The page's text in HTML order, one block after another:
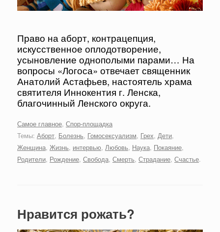
Право на аборт, контрацепция,
искусственное оплодотворение,
усыновление однополыми парами… На
вопросы «Логоса» отвечает священник
Анатолий Астафьев, настоятель храма
святителя Иннокентия г. Ленска,
благочинный Ленского округа.
Самое главное, Спор-площадка
Темы: Аборт, Болезнь, Гомосексуализм, Грех, Дети,
Женщина, Жизнь, интервью, Любовь, Наука, Покаяние,
Родители, Рождение, Свобода, Смерть, Страдание, Счастье.
Нравится рожать?